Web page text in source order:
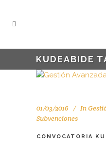
KUDEABIDE
01/03/2016 In
Subvenciones
CONVOCATORIA